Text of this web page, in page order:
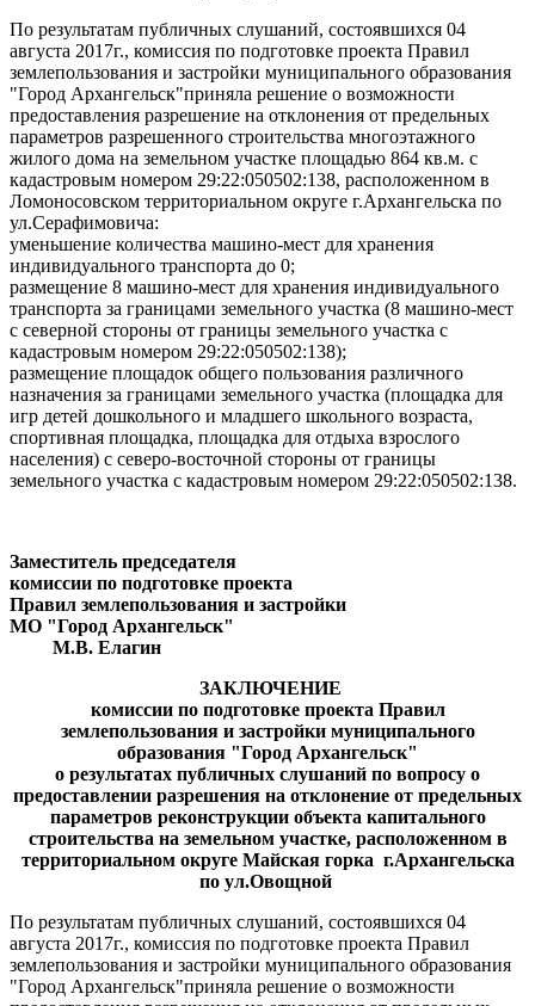
По результатам публичных слушаний, состоявшихся 04
августа 2017г., комиссия по подготовке проекта Правил
землепользования и застройки муниципального образования
"Город Архангельск"приняла решение о возможности
предоставления разрешение на отклонения от предельных
параметров разрешенного строительства многоэтажного
жилого дома на земельном участке площадью 864 кв.м. с
кадастровым номером 29:22:050502:138, расположенном в
Ломоносовском территориальном округе г.Архангельска по
ул.Серафимовича:
уменьшение количества машино-мест для хранения
индивидуального транспорта до 0;
размещение 8 машино-мест для хранения индивидуального
транспорта за границами земельного участка (8 машино-мест
с северной стороны от границы земельного участка с
кадастровым номером 29:22:050502:138);
размещение площадок общего пользования различного
назначения за границами земельного участка (площадка для
игр детей дошкольного и младшего школьного возраста,
спортивная площадка, площадка для отдыха взрослого
населения) с северо-восточной стороны от границы
земельного участка с кадастровым номером 29:22:050502:138.
Заместитель председателя
комиссии по подготовке проекта
Правил землепользования и застройки
МО "Город Архангельск"
М.В. Елагин
ЗАКЛЮЧЕНИЕ
комиссии по подготовке проекта Правил
землепользования и застройки муниципального
образования "Город Архангельск"
о результатах публичных слушаний по вопросу о
предоставлении разрешения на отклонение от предельных
параметров реконструкции объекта капитального
строительства на земельном участке, расположенном в
территориальном округе Майская горка г.Архангельска
по ул.Овощной
По результатам публичных слушаний, состоявшихся 04
августа 2017г., комиссия по подготовке проекта Правил
землепользования и застройки муниципального образования
"Город Архангельск"приняла решение о возможности